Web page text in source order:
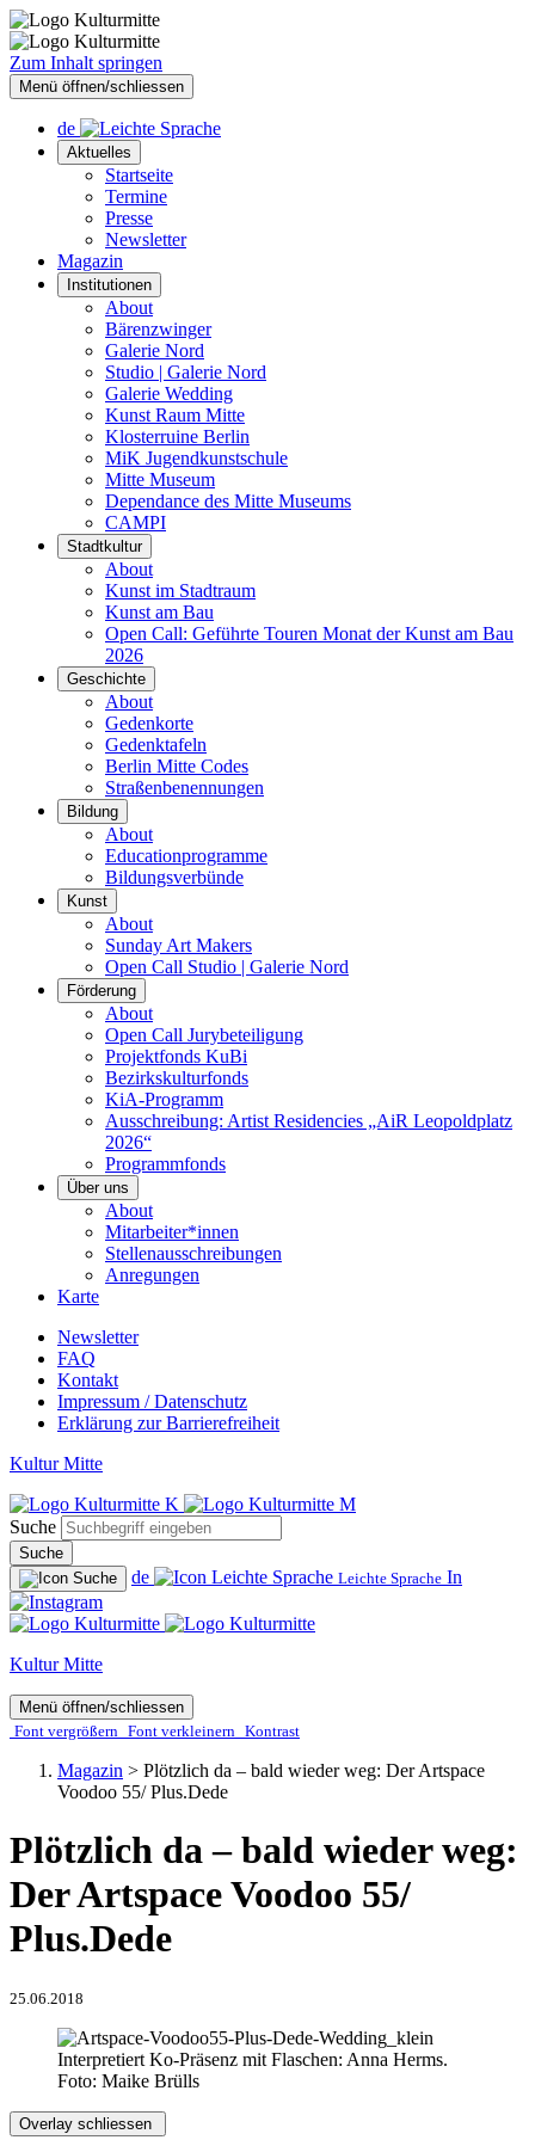
Zum Inhalt springen
Menü öffnen/schliessen
de
Aktuelles
Startseite
Termine
Presse
Newsletter
Magazin
Institutionen
About
Bärenzwinger
Galerie Nord
Studio | Galerie Nord
Galerie Wedding
Kunst Raum Mitte
Klosterruine Berlin
MiK Jugendkunstschule
Mitte Museum
Dependance des Mitte Museums
CAMPI
Stadtkultur
About
Kunst im Stadtraum
Kunst am Bau
Open Call: Geführte Touren Monat der Kunst am Bau
2026
Geschichte
About
Gedenkorte
Gedenktafeln
Berlin Mitte Codes
Straßenbenennungen
Bildung
About
Educationprogramme
Bildungsverbünde
Kunst
About
Sunday Art Makers
Open Call Studio | Galerie Nord
Förderung
About
Open Call Jurybeteiligung
Projektfonds KuBi
Bezirkskulturfonds
KiA-Programm
Ausschreibung: Artist Residencies „AiR Leopoldplatz
2026“
Programmfonds
Über uns
About
Mitarbeiter*innen
Stellenausschreibungen
Anregungen
Karte
Newsletter
FAQ
Kontakt
Impressum / Datenschutz
Erklärung zur Barrierefreiheit
Kultur Mitte
Suche
Suche
de Leichte Sprache In
Kultur Mitte
Menü öffnen/schliessen
Font ver­­größern Font ver­­kleinern Kontrast
Magazin > Plötzlich da – bald wieder weg: Der Artspace
Voodoo 55/ Plus.Dede
Plötzlich da – bald wieder weg:
Der Artspace Voodoo 55/
Plus.Dede
25.06.2018
Interpretiert Ko-Präsenz mit Flaschen: Anna Herms.
Foto: Maike Brülls
Overlay schliessen